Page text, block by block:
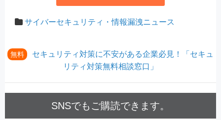
サイバーセキュリティ・情報漏洩ニュース
無料
セキュリティ対策に不安がある企業必見！「セキュ
リティ対策無料相談窓口」
SNSでもご購読できます。